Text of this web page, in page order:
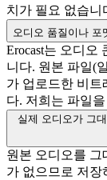
치가 필요 없습니
오디오 품질이나 포
Erocast는 오디오
니다. 원본 파일(
가 업로드한 비트
다. 저희는 파일
실제 오디오가 그
원본 오디오를 그
가 없으므로 저장